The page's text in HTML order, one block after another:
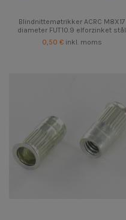
Blindnittemøtrikker ACRC M8X17
diameter FUT10.9 elforzinket stål
0,50 € inkl. moms